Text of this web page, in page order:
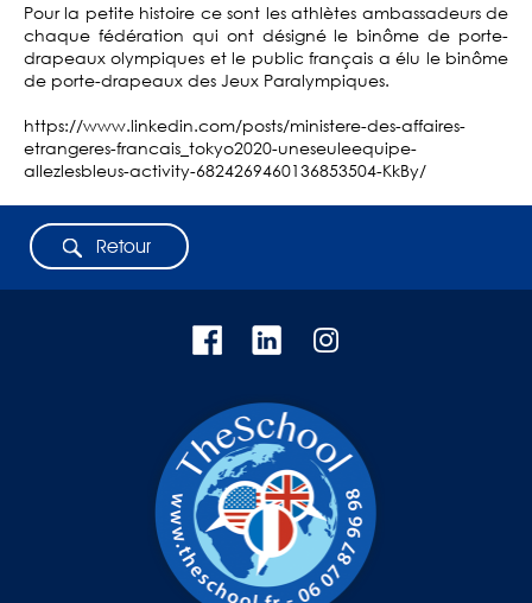
Pour la petite histoire ce sont les athlètes ambassadeurs de
chaque fédération qui ont désigné le binôme de porte-
drapeaux olympiques et le public français a élu le binôme
de porte-drapeaux des Jeux Paralympiques.
https://www.linkedin.com/posts/ministere-des-affaires-
etrangeres-francais_tokyo2020-uneseuleequipe-
allezlesbleus-activity-6824269460136853504-KkBy/
Retour